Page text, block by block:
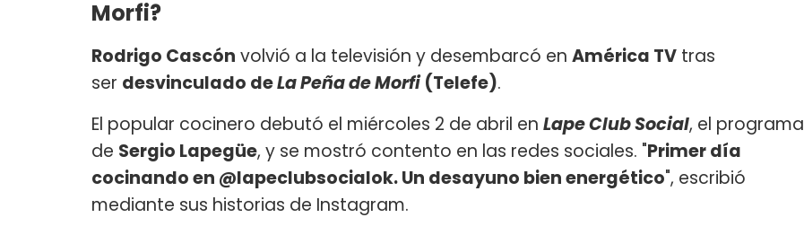
Morfi?
Rodrigo Cascón volvió a la televisión y desembarcó en América TV tras
ser desvinculado deLa Peña de Morfi(Telefe).
El popular cocinero debutó el miércoles 2 de abril en Lape Club Social, el programa
de Sergio Lapegüe, y se mostró contento en las redes sociales. "Primer día
cocinando en @lapeclubsocialok. Un desayuno bien energético", escribió
mediante sus historias de Instagram.